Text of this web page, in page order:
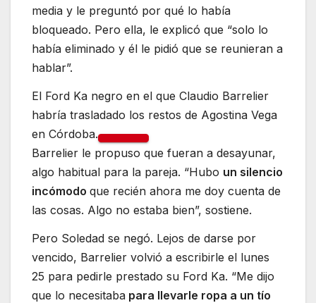
media y le preguntó por qué lo había
bloqueado. Pero ella, le explicó que “solo lo
había eliminado y él le pidió que se reunieran a
hablar”.
El Ford Ka negro en el que Claudio Barrelier
habría trasladado los restos de Agostina Vega
en Córdoba.
Barrelier le propuso que fueran a desayunar,
algo habitual para la pareja. “Hubo un silencio
incómodo que recién ahora me doy cuenta de
las cosas. Algo no estaba bien”, sostiene.
Pero Soledad se negó. Lejos de darse por
vencido, Barrelier volvió a escribirle el lunes
25 para pedirle prestado su Ford Ka. “Me dijo
que lo necesitaba para llevarle ropa a un tío